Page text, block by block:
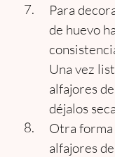
Para
de huevo
Una vez
alfajores
déjalos
Otra forma
alfajores